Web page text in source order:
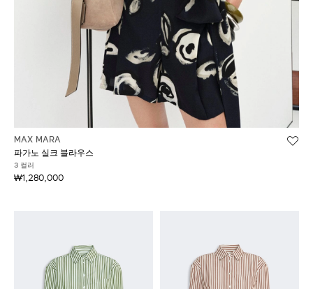
MAX MARA
파가노 실크 블라우스
3 컬러
₩1,280,000